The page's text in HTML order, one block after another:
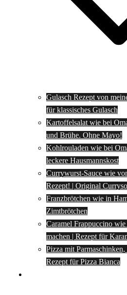
Gulasch Rezept von
für klassisches Gulasch
Kartoffelsalat wie bei
und Brühe. Ohne Mayo!
Kohlrouladen wie bei
leckere Hausmannskost
Currywurst-Sauce wie
Rezept! | Original
Franzbrötchen wie in
Zimtbrötchen
Caramel Frappuccino
machen | Rezept für
Pizza mit
Rezept für Pizza Bianca